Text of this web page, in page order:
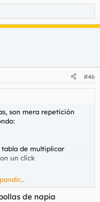
#46
son mera repetición
de multiplicar
un click
Contesto cosas
hasta un niño.
de napia